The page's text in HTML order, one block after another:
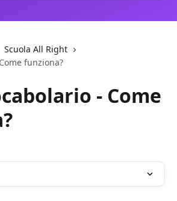
Scuola All Right
funziona?
- Come